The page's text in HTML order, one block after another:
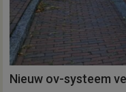
Nieuw ov-systeem